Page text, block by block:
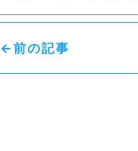
←前の記事